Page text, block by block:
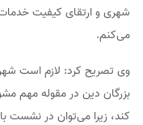
شهری و ارتقای کیفیت
می‌کنم.
وی تصریح کرد: لازم است
بزرگان دین در مقوله مهم
کند، زیرا می‌توان در نشست